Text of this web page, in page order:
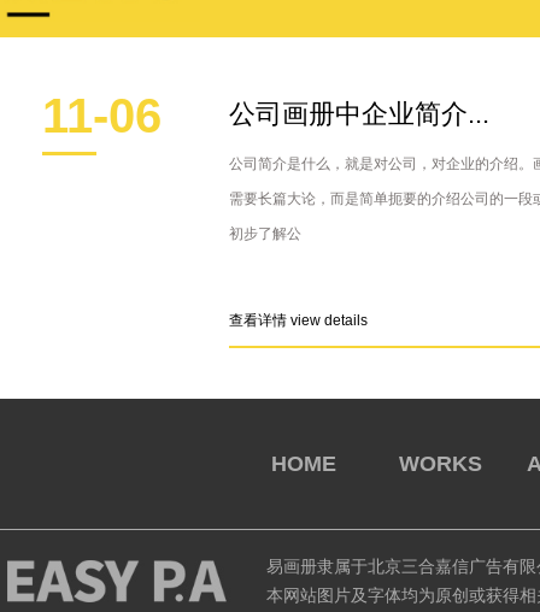
11-06 公司画册中企业简介...
公司简介是什么，就是对公司，对企业的介绍。
需要长篇大论，而是简单扼要的介绍公司的一段
初步了解公
查看详情 view details
HOME WORKS
易画册隶属于北京三合嘉信广告有
本网站图片及字体均为原创或获得